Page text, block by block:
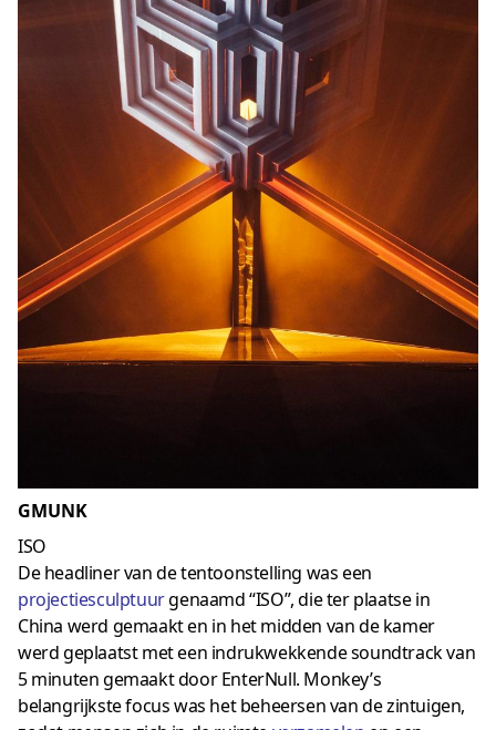
GMUNK
ISO
De headliner van de tentoonstelling was een
projectiesculptuurgenaamd “ISO”, die ter plaatse in
China werd gemaakt en in het midden van de kamer
werd geplaatst met een indrukwekkende soundtrack van
5 minuten gemaakt door EnterNull. Monkey’s
belangrijkste focus was het beheersen van de zintuigen,